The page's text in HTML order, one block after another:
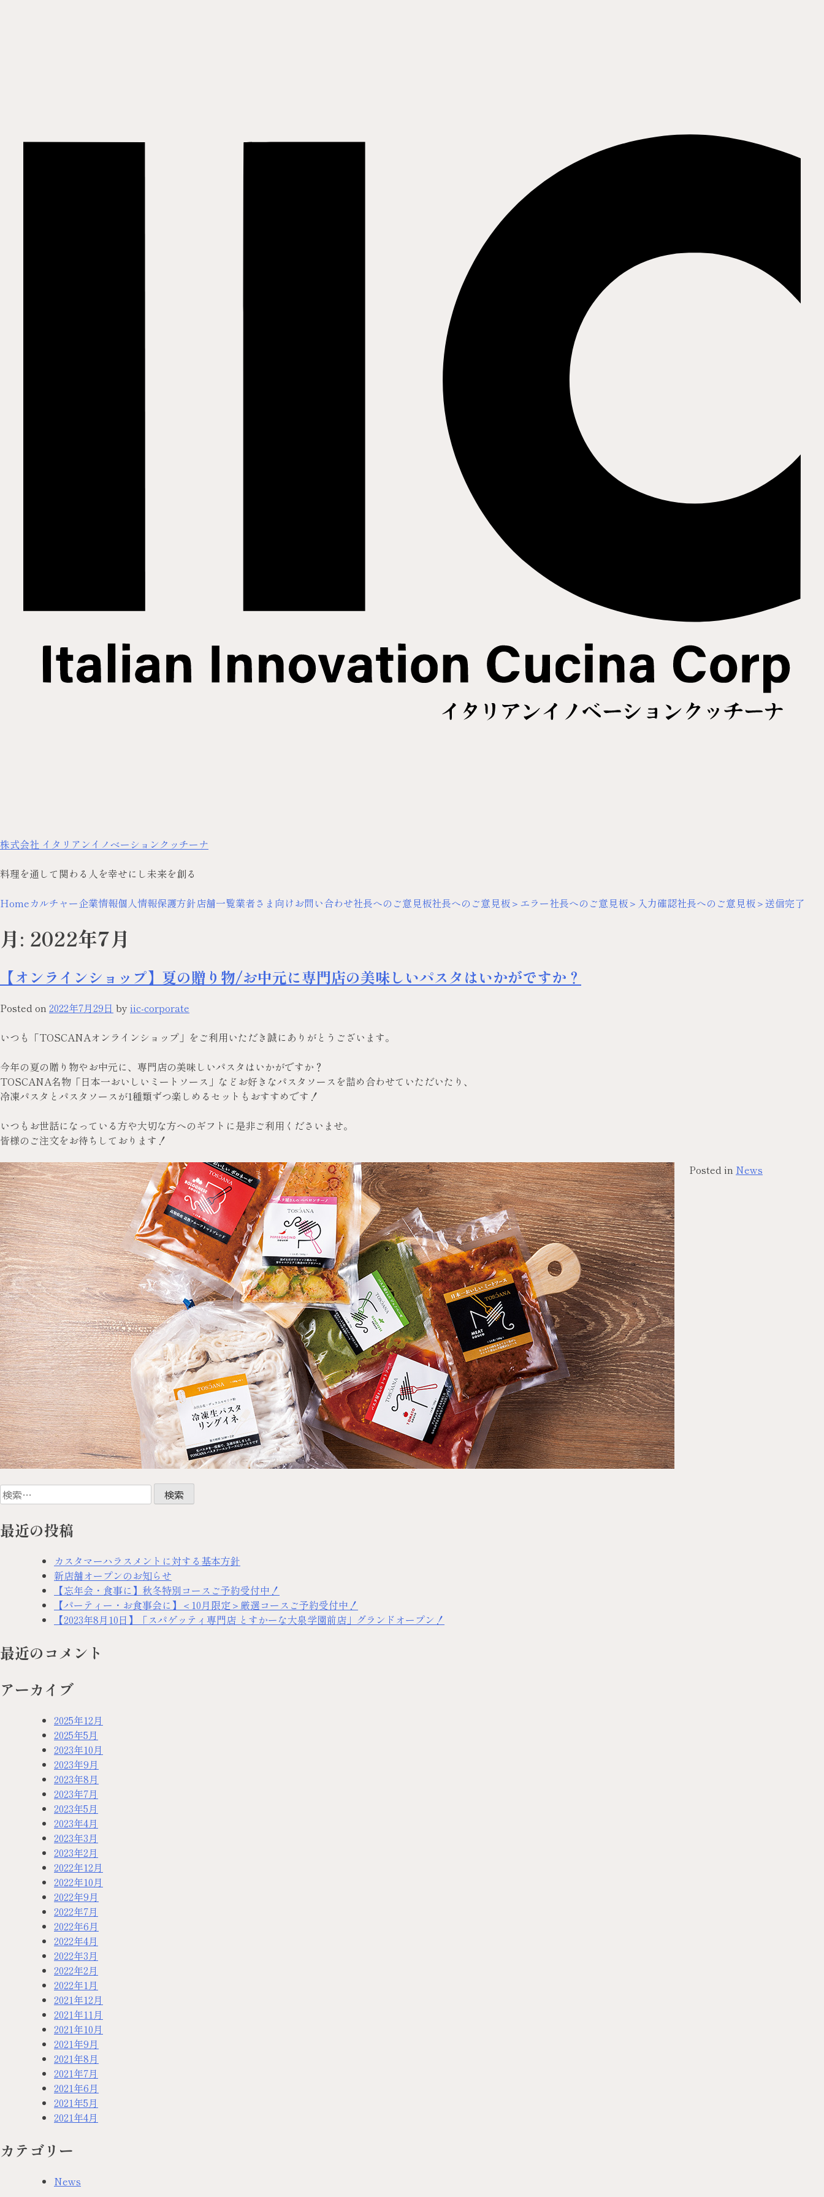
株式会社 イタリアンイノベーションクッチーナ
料理を通して関わる人を幸せにし未来を創る
Homeカルチャー企業情報個人情報保護方針店舗一覧業者さま向けお問い合わせ社長へのご意見板社長へのご意見板＞エラー社長へのご意見板＞入力確認社長へのご意見板＞送信完了
月: 2022年7月
【オンラインショップ】夏の贈り物/お中元に専門店の美味しいパスタはいかがですか？
Posted on 2022年7月29日 by iic-corporate
いつも「TOSCANAオンラインショップ」をご利用いただき誠にありがとうございます。
今年の夏の贈り物やお中元に、専門店の美味しいパスタはいかがですか？
TOSCANA名物「日本一おいしいミートソース」などお好きなパスタソースを詰め合わせていただいたり、
冷凍パスタとパスタソースが1種類ずつ楽しめるセットもおすすめです！
いつもお世話になっている方や大切な方へのギフトに是非ご利用くださいませ。
皆様のご注文をお待ちしております！
Posted in News
最近の投稿
カスタマーハラスメントに対する基本方針
新店舗オープンのお知らせ
【忘年会・食事に】秋冬特別コースご予約受付中！
【パーティー・お食事会に】＜10月限定＞厳選コースご予約受付中！
【2023年8月10日】「スパゲッティ専門店 とすかーな大泉学園前店」グランドオープン！
最近のコメント
アーカイブ
2025年12月
2025年5月
2023年10月
2023年9月
2023年8月
2023年7月
2023年5月
2023年4月
2023年3月
2023年2月
2022年12月
2022年10月
2022年9月
2022年7月
2022年6月
2022年4月
2022年3月
2022年2月
2022年1月
2021年12月
2021年11月
2021年10月
2021年9月
2021年8月
2021年7月
2021年6月
2021年5月
2021年4月
カテゴリー
News